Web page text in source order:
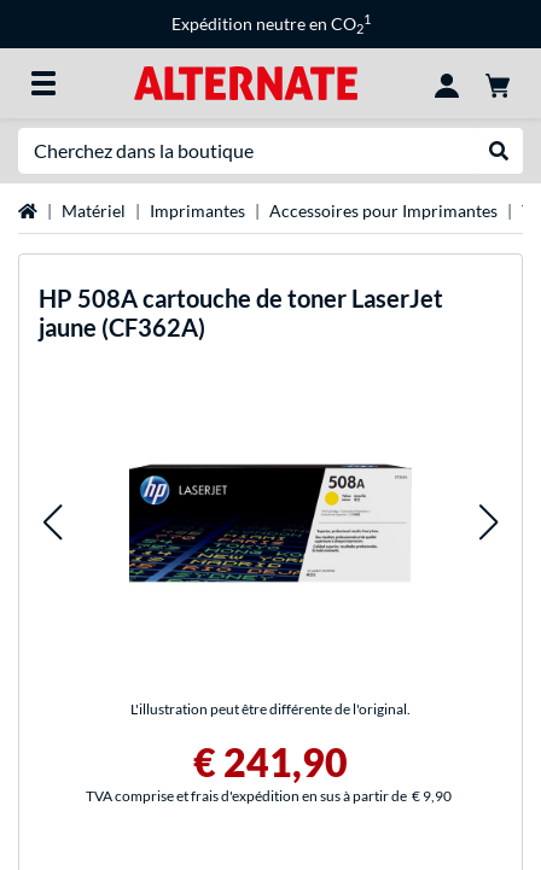
Expédition neutre en CO2
1
Page d'accueil
Matériel Imprimantes Accessoires pour Imprimantes
HP 508A cartouche de toner LaserJet
jaune (CF362A)
L'illustration peut être différente de l'original.
€ 241,90
TVA comprise et frais d'expédition en sus à partir de € 9,90